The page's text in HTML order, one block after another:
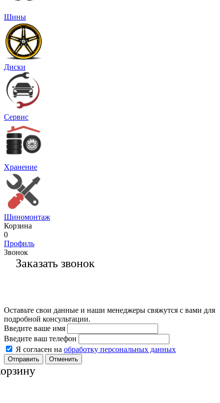
Шины
Диски
Сервис
Хранение
Шиномонтаж
Корзина
0
Профиль
Звонок
Заказать звонок
Оставьте свои данные и наши менеджеры свяжутся с вами для
подробной консультации.
Введите ваше имя
Введите ваш телефон
Я согласен на обработку персональных данных
Отменить